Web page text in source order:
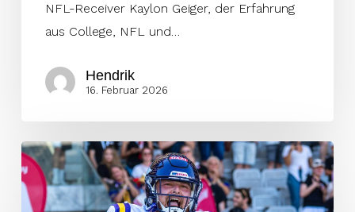
NFL-Receiver Kaylon Geiger, der Erfahrung
aus College, NFL und…
Hendrik
16. Februar 2026
Defensive
Tackle
Florian